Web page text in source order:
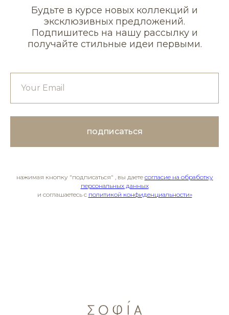
Будьте в курсе новых коллекций и
эксклюзивных предложений.
Подпишитесь на нашу рассылку и
получайте стильные идеи первыми.
подписаться
нажимая кнопку "подписаться" , вы даете согласие на обработку
персональных данных
и соглашаетесь c политикой конфиденциальности»